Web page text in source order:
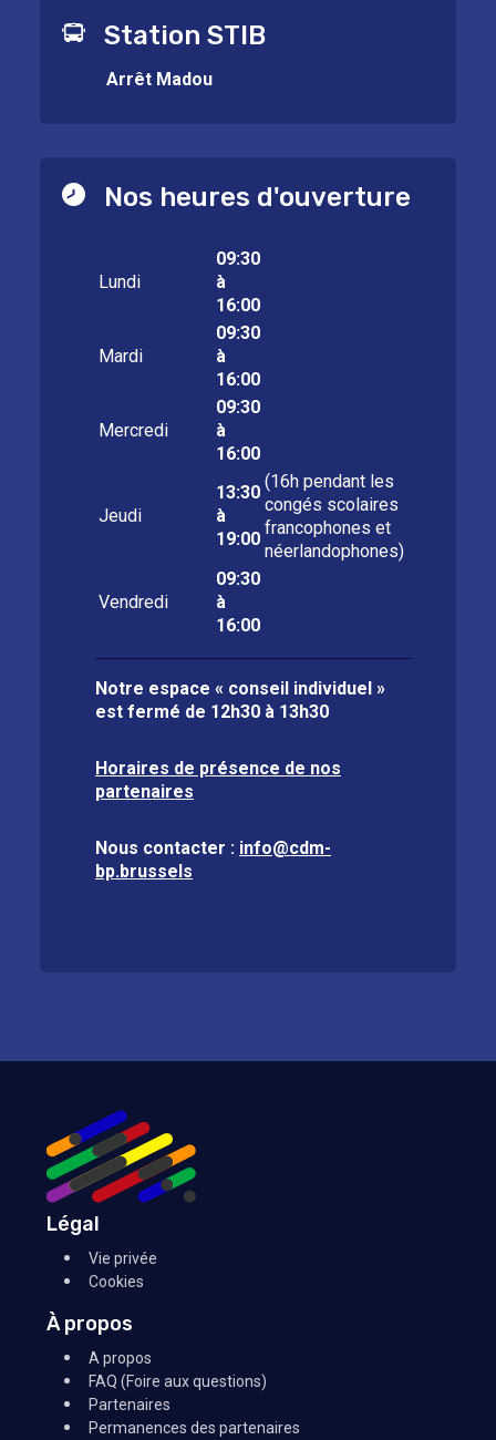
Station STIB
Arrêt Madou
Nos heures d'ouverture
Lundi
09:30
à
16:00
Mardi
09:30
à
16:00
Mercredi
09:30
à
16:00
Jeudi
13:30
à
19:00
(16h pendant les
congés scolaires
francophones et
néerlandophones)
Vendredi
09:30
à
16:00
Notre espace « conseil individuel »
est fermé de 12h30 à 13h30
Horaires de présence de nos
partenaires
Nous contacter : info@cdm-
bp.brussels
Légal
Vie privée
Cookies
À propos
A propos
FAQ (Foire aux questions)
Partenaires
Permanences des partenaires